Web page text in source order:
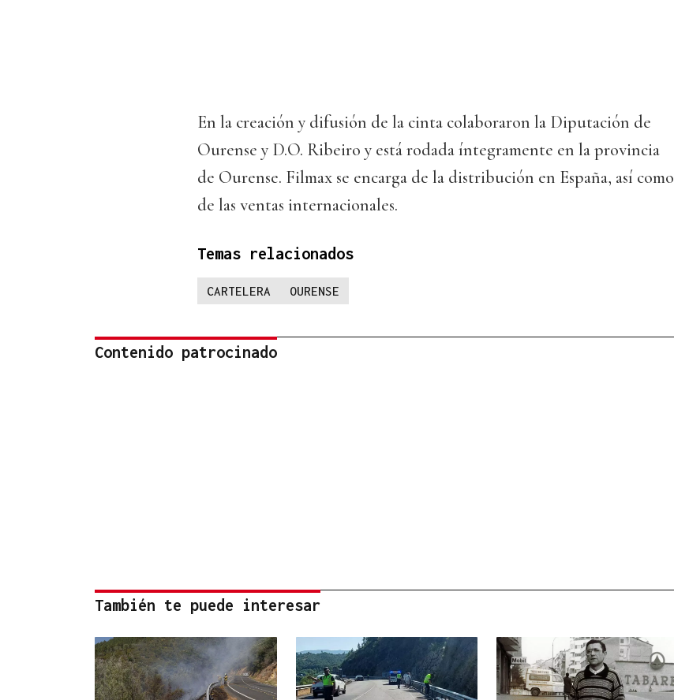
En la creación y difusión de la cinta colaboraron la Diputación de
Ourense y D.O. Ribeiro y está rodada íntegramente en la provincia
de Ourense. Filmax se encarga de la distribución en España, así como
de las ventas internacionales.
Temas relacionados
CARTELERA OURENSE
Contenido patrocinado
También te puede interesar